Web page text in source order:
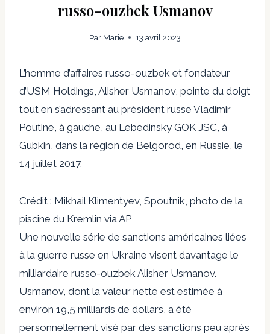
russo-ouzbek Usmanov
Par Marie 13 avril 2023
L’homme d’affaires russo-ouzbek et fondateur
d’USM Holdings, Alisher Usmanov, pointe du doigt
tout en s’adressant au président russe Vladimir
Poutine, à gauche, au Lebedinsky GOK JSC, à
Gubkin, dans la région de Belgorod, en Russie, le
14 juillet 2017.
Crédit : Mikhail Klimentyev, Spoutnik, photo de la
piscine du Kremlin via AP
Une nouvelle série de sanctions américaines liées
à la guerre russe en Ukraine visent davantage le
milliardaire russo-ouzbek Alisher Usmanov.
Usmanov, dont la valeur nette est estimée à
environ 19,5 milliards de dollars, a été
personnellement visé par des sanctions peu après